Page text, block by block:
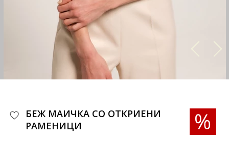
БЕЖ МАИЧКА СО ОТКРИЕНИ
РАМЕНИЦИ